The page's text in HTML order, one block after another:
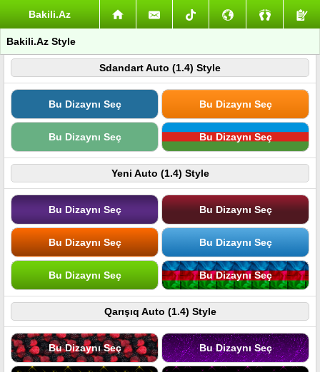
Bakili.Az
Bakili.Az Style
Sdandart Auto (1.4) Style
Bu Dizaynı Seç Bu Dizaynı Seç
Bu Dizaynı Seç Bu Dizaynı Seç
Yeni Auto (1.4) Style
Bu Dizaynı Seç Bu Dizaynı Seç
Bu Dizaynı Seç Bu Dizaynı Seç
Bu Dizaynı Seç Bu Dizaynı Seç
Qarışıq Auto (1.4) Style
Bu Dizaynı Seç Bu Dizaynı Seç